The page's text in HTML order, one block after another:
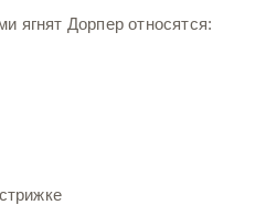
ягнят Дорпер относятся: